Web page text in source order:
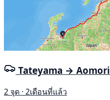
Tateyama → Aomori
2 จุด · 2เดือนที่แล้ว